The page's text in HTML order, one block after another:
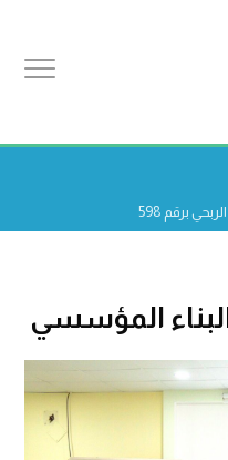
برقم 598
المؤسسي